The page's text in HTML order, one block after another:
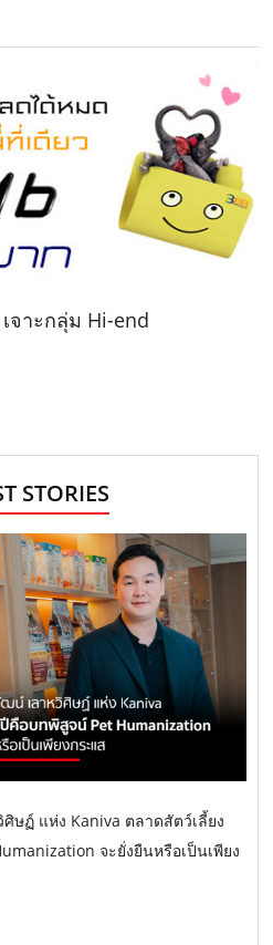
จาะกลุ่ม Hi-end
STORIES
ษฏ์ แห่ง Kaniva ตลาดสัตว์เลี้ยง
จะยั่งยืนหรือเป็นเพียง